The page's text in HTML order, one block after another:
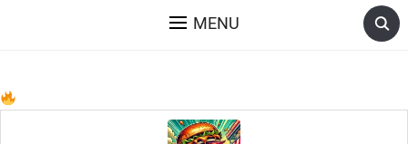
MENU